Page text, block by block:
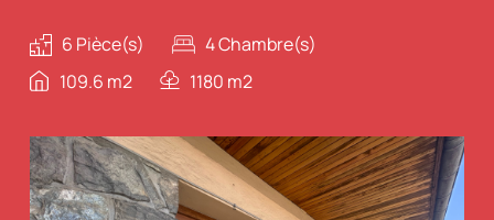
6 Pièce(s)
4 Chambre(s)
109.6 m2
1180 m2